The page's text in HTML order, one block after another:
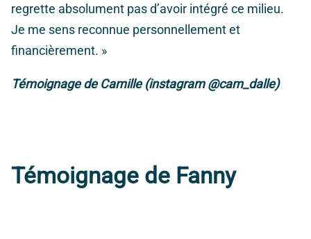
regrette absolument pas d’avoir intégré ce milieu.
Je me sens reconnue personnellement et
financièrement. »
Témoignage de Camille (instagram @cam_dalle)
Témoignage de Fanny